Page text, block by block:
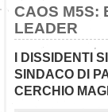
CAOS M5S:
LEADER
I DISSIDENTI
SINDACO DI
CERCHIO